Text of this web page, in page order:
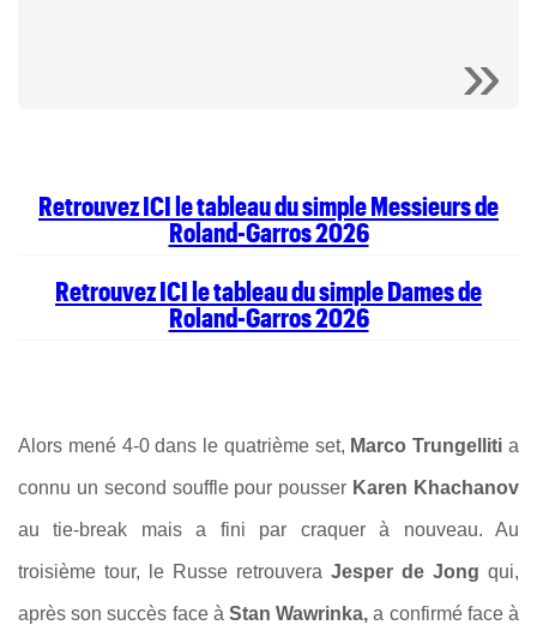
Retrouvez ICI le tableau du simple Messieurs de
Roland-Garros 2026
Retrouvez ICI le tableau du simple Dames de
Roland-Garros 2026
Alors mené 4-0 dans le quatrième set, Marco Trungelliti a
connu un second souffle pour pousser Karen Khachanov
au tie-break mais a fini par craquer à nouveau. Au
troisième tour, le Russe retrouvera Jesper de Jong qui,
après son succès face à Stan Wawrinka, a confirmé face à